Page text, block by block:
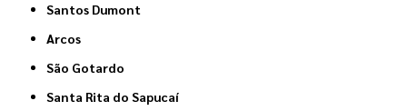
Santos Dumont
Arcos
São Gotardo
Santa Rita do Sapucaí